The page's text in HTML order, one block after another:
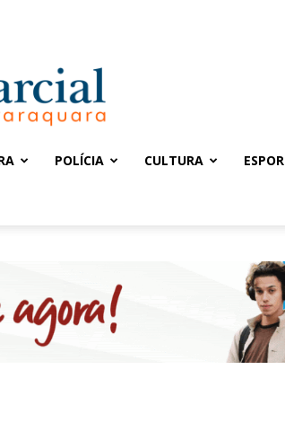
Imparcial
POLÍCIA CULTURA